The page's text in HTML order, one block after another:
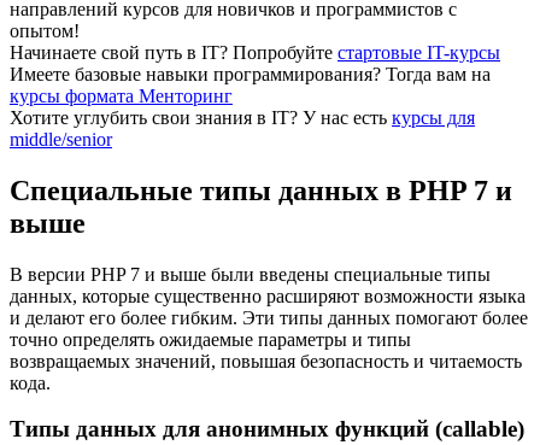
направлений курсов для новичков и программистов с
опытом!
Начинаете свой путь в IТ? Попробуйте стартовые IT-курсы
Имеете базовые навыки программирования? Тогда вам на
курсы формата Менторинг
Хотите углубить свои знания в IТ? У нас есть курсы для
middle/senior
Специальные типы данных в PHP 7 и
выше
В версии PHP 7 и выше были введены специальные типы
данных, которые существенно расширяют возможности языка
и делают его более гибким. Эти типы данных помогают более
точно определять ожидаемые параметры и типы
возвращаемых значений, повышая безопасность и читаемость
кода.
Типы данных для анонимных функций (callable)